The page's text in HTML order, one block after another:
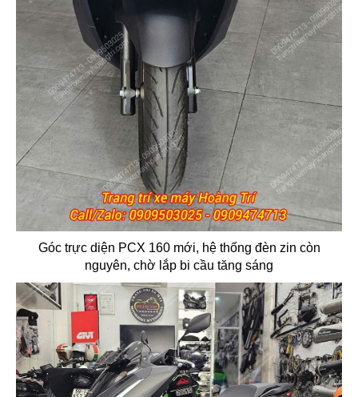
Góc trực diện PCX 160 mới, hệ thống đèn zin còn
nguyên, chờ lắp bi cầu tăng sáng